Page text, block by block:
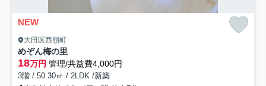
NEW
大田区西嶺町
めぞん梅の里
18万円 管理/共益費4,000円
3階 / 50.30㎡ / 2LDK /新築